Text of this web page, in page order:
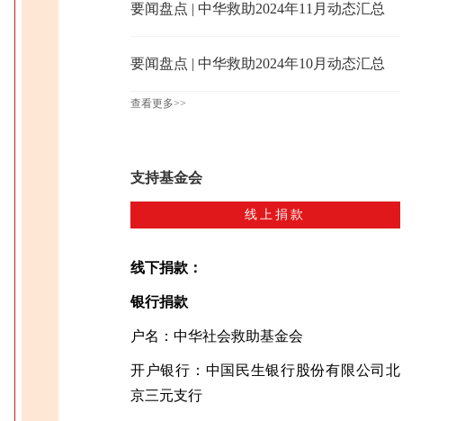
要闻盘点 | 中华救助2024年11月动态汇总
要闻盘点 | 中华救助2024年10月动态汇总
查看更多>>
支持基金会
线上捐款
线下捐款：
银行捐款
户名：中华社会救助基金会
开户银行：中国民生银行股份有限公司北
京三元支行